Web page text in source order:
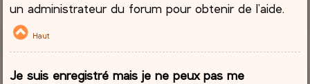
un administrateur du forum pour obtenir de l’aide.
Haut
Je suis enregistré mais je ne peux pas me